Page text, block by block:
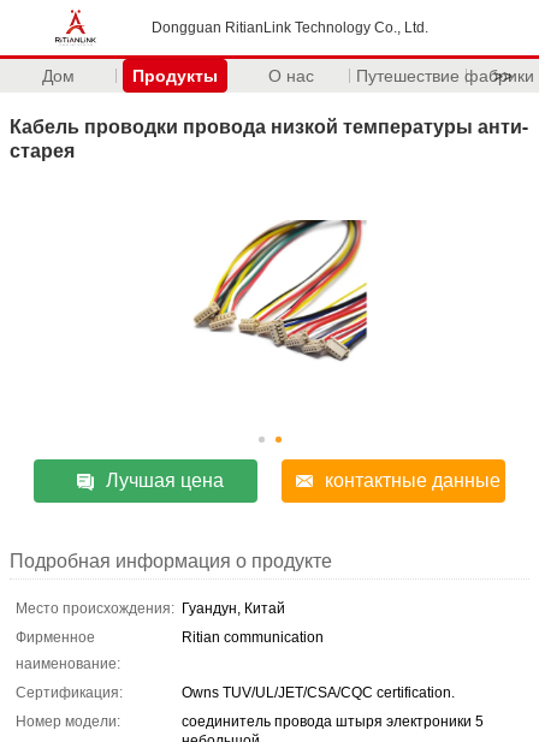
Dongguan RitianLink Technology Co., Ltd.
Дом Продукты О нас Путешествие фабрики
>>
Кабель проводки провода низкой температуры анти-
старея
Лучшая цена контактные данные
Подробная информация о продукте
Место происхождения: Гуандун, Китай
Фирменное
наименование:
Ritian communication
Сертификация:
Owns TUV/UL/JET/CSA/CQC certification.
Номер модели:
соединитель провода штыря электроники 5